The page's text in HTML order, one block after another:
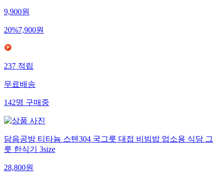
9,900원
20%7,900원
237적립
무료배송
142명구매중
담음공방 티타늄 스텐304 국그릇 대접 비빔밥 업소용 식당 그
릇 한식기 3size
28,800원